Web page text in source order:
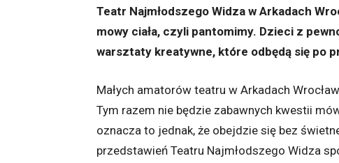
Teatr Najmłodszego Widza w Arkadach
mowy ciała, czyli pantomimy. Dzieci z
warsztaty kreatywne, które odbędą się po
Małych amatorów teatru w Arkadach
Tym razem nie będzie zabawnych kwestii
oznacza to jednak, że obejdzie się bez
przedstawień Teatru Najmłodszego Widza